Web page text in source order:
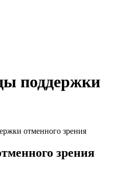
поддержки
отменного зрения
зрения